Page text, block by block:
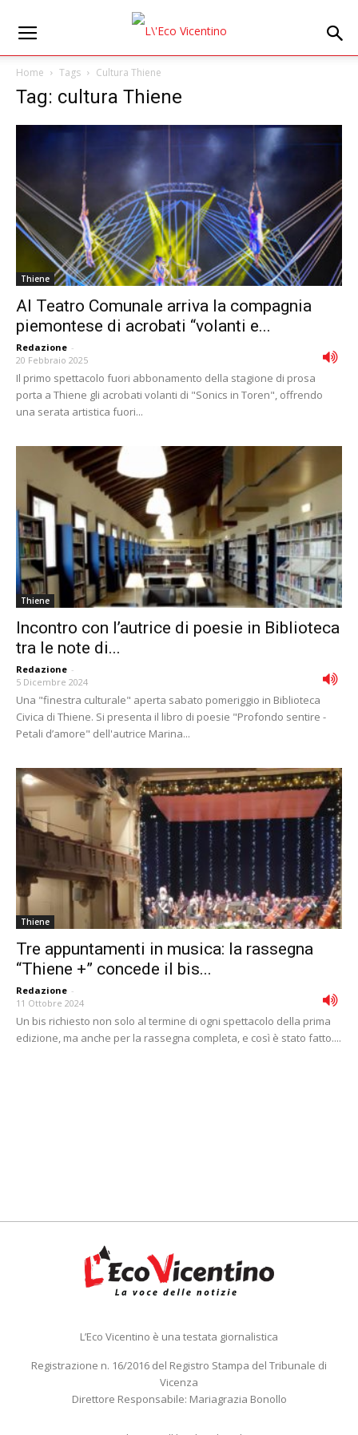
Home Tags Cultura Thiene
Tag: cultura Thiene
Thiene
Al Teatro Comunale arriva la compagnia
piemontese di acrobati “volanti e...
Redazione -
20 Febbraio 2025
Il primo spettacolo fuori abbonamento della stagione di prosa
porta a Thiene gli acrobati volanti di "Sonics in Toren", offrendo
una serata artistica fuori...
Thiene
Incontro con l’autrice di poesie in Biblioteca
tra le note di...
Redazione -
5 Dicembre 2024
Una "finestra culturale" aperta sabato pomeriggio in Biblioteca
Civica di Thiene. Si presenta il libro di poesie "Profondo sentire -
Petali d’amore" dell'autrice Marina...
Thiene
Tre appuntamenti in musica: la rassegna
“Thiene +” concede il bis...
Redazione -
11 Ottobre 2024
Un bis richiesto non solo al termine di ogni spettacolo della prima
edizione, ma anche per la rassegna completa, e così è stato fatto....
L’Eco Vicentino è una testata giornalistica
Registrazione n. 16/2016 del Registro Stampa del Tribunale di
Vicenza
Direttore Responsabile: Mariagrazia Bonollo